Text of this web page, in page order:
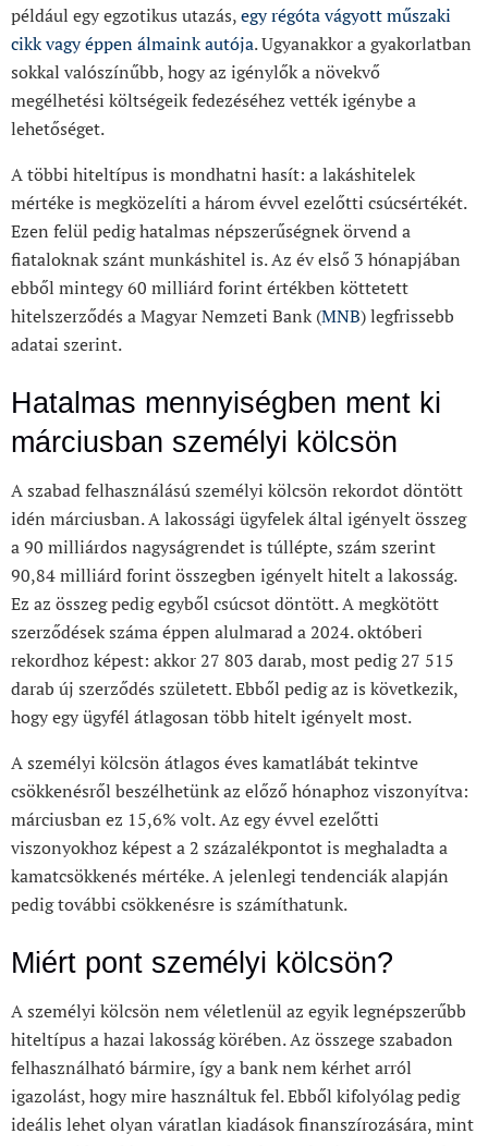
például egy egzotikus utazás,egy régóta vágyott műszaki
cikk vagy éppen álmaink autója. Ugyanakkor a gyakorlatban
sokkal valószínűbb, hogy az igénylők a növekvő
megélhetési költségeik fedezéséhez vették igénybe a
lehetőséget.
A többi hiteltípus is mondhatni hasít: a lakáshitelek
mértéke is megközelíti a három évvel ezelőtti csúcsértékét.
Ezen felül pedig hatalmas népszerűségnek örvend a
fiataloknak szánt munkáshitel is. Az év első 3 hónapjában
ebből mintegy 60 milliárd forint értékben köttetett
hitelszerződés a Magyar Nemzeti Bank (MNB) legfrissebb
adatai szerint.
Hatalmas mennyiségben ment ki
márciusban személyi kölcsön
A szabad felhasználású személyi kölcsön rekordot döntött
idén márciusban. A lakossági ügyfelek által igényelt összeg
a 90 milliárdos nagyságrendet is túllépte, szám szerint
90,84 milliárd forint összegben igényelt hitelt a lakosság.
Ez az összeg pedig egyből csúcsot döntött. A megkötött
szerződések száma éppen alulmarad a 2024. októberi
rekordhoz képest: akkor 27 803 darab, most pedig 27 515
darab új szerződés született. Ebből pedig az is következik,
hogy egy ügyfél átlagosan több hitelt igényelt most.
A személyi kölcsön átlagos éves kamatlábát tekintve
csökkenésről beszélhetünk az előző hónaphoz viszonyítva:
márciusban ez 15,6% volt. Az egy évvel ezelőtti
viszonyokhoz képest a 2 százalékpontot is meghaladta a
kamatcsökkenés mértéke. A jelenlegi tendenciák alapján
pedig további csökkenésre is számíthatunk.
Miért pont személyi kölcsön?
A személyi kölcsön nem véletlenül az egyik legnépszerűbb
hiteltípus a hazai lakosság körében. Az összege szabadon
felhasználható bármire, így a bank nem kérhet arról
igazolást, hogy mire használtuk fel. Ebből kifolyólag pedig
ideális lehet olyan váratlan kiadások finanszírozására, mint